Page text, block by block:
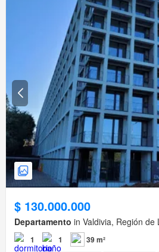
$ 130.000.000
Departamento in Valdivia, Región de
1 1 39 m²